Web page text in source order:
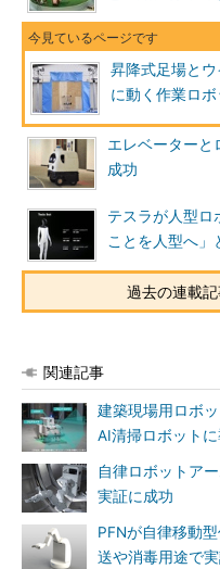
昇降式足場と
に動く作業ロ
エレベーターと
成功
テスラが人型ロ
ことを人型へ」
過去の連載
関連記事
建築現場用ロボ
AI清掃ロボット
自律ロボットア
実証に成功
PFNが自律移動
送や消毒用途で